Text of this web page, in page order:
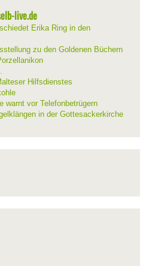
live.de
Erika Ring in den
zu den Goldenen Büchern
Hilfsdienstes
warnt vor Telefonbetrügern
in der Gottesackerkirche